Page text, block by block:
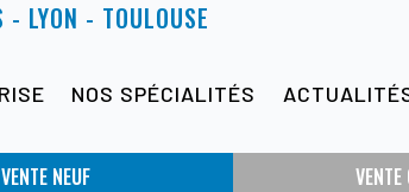
- LYON - TOULOUSE
NOS SPÉCIALITÉS
VENTE NEUF